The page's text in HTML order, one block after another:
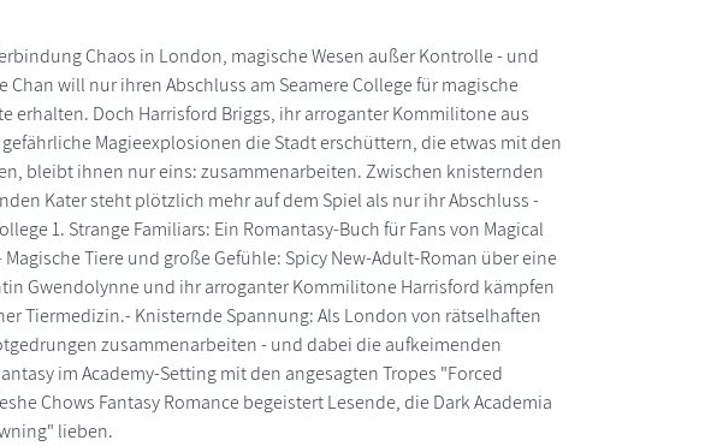
Chaos in London, magische Wesen außer Kontrolle - und
will nur ihren Abschluss am Seamere College für magische
erhalten. Doch Harrisford Briggs, ihr arroganter Kommilitone aus
Magieexplosionen die Stadt erschüttern, die etwas mit den
bleibt ihnen nur eins: zusammenarbeiten. Zwischen knisternden
Kater steht plötzlich mehr auf dem Spiel als nur ihr Abschluss -
1. Strange Familiars: Ein Romantasy-Buch für Fans von Magical
Tiere und große Gefühle: Spicy New-Adult-Roman über eine
Gwendolynne und ihr arroganter Kommilitone Harrisford kämpfen
Tiermedizin.- Knisternde Spannung: Als London von rätselhaften
zusammenarbeiten - und dabei die aufkeimenden
im Academy-Setting mit den angesagten Tropes "Forced
Chows Fantasy Romance begeistert Lesende, die Dark Academia
lieben.